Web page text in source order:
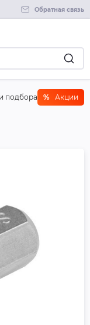
Обратная связь
подбора % Акции